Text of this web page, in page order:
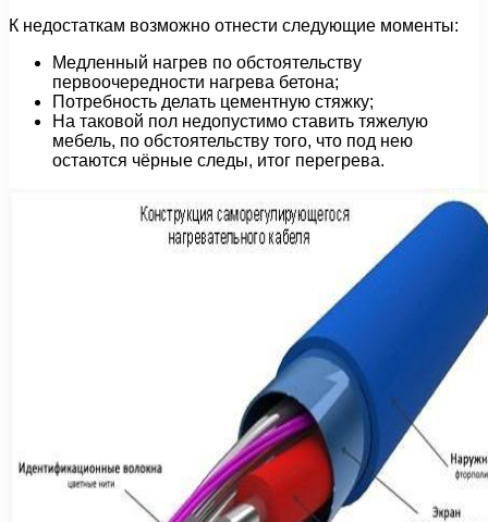
К недостаткам возможно отнести следующие моменты:
Медленный нагрев по обстоятельству
первоочередности нагрева бетона;
Потребность делать цементную стяжку;
На таковой пол недопустимо ставить тяжелую
мебель, по обстоятельству того, что под нею
остаются чёрные следы, итог перегрева.